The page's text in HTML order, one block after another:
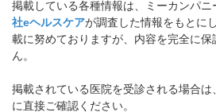
掲載している各種情報は、ミーカンパニ
社eヘルスケアが調査した情報をもとに
載に努めておりますが、内容を完全に
ん。
掲載されている医院を受診される場合
に直接ご確認ください。